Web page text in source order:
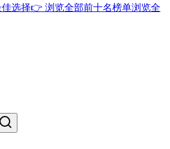
选择👉 浏览全部前十名榜单浏览全